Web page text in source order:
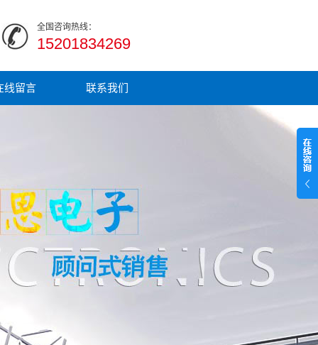
全国咨询热线：
15201834269
线留言 联系我们